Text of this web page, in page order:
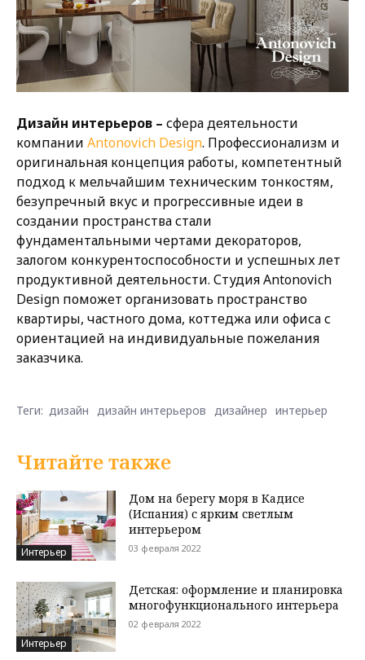
Дизайн интерьеров – сфера деятельности
компании Antonovich Design. Профессионализм и
оригинальная концепция работы, компетентный
подход к мельчайшим техническим тонкостям,
безупречный вкус и прогрессивные идеи в
создании пространства стали
фундаментальными чертами декораторов,
залогом конкурентоспособности и успешных лет
продуктивной деятельности. Студия Antonovich
Design поможет организовать пространство
квартиры, частного дома, коттеджа или офиса с
ориентацией на индивидуальные пожелания
заказчика.
Теги: дизайн дизайн интерьеров дизайнер интерьер
Читайте также
Интерьер
Дом на берегу моря в Кадисе
(Испания) с ярким светлым
интерьером
03 февраля 2022
Интерьер
Детская: оформление и планировка
многофункционального интерьера
02 февраля 2022